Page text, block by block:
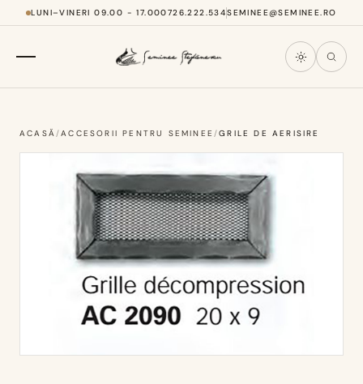
LUNI–VINERI 09.00 - 17.000726.222.534SEMINEE@SEMINEE.RO
ACASĂ/ACCESORII PENTRU SEMINEE/GRILE DE AERISIRE